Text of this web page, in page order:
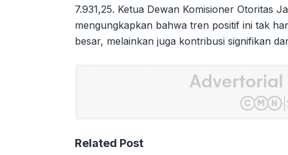
7.931,25. Ketua Dewan Komisioner Otoritas
mengungkapkan bahwa tren positif ini tak
besar, melainkan juga kontribusi signifikan
Related Post